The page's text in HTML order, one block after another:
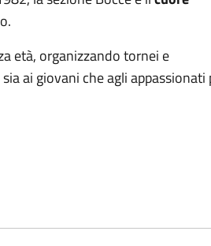
età, organizzando tornei e
ai giovani che agli appassionati